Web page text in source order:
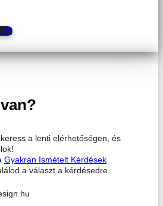
a lenti elérhetőségen, és
Gyakran Ismételt Kérdések
a választ a kérdésedre.